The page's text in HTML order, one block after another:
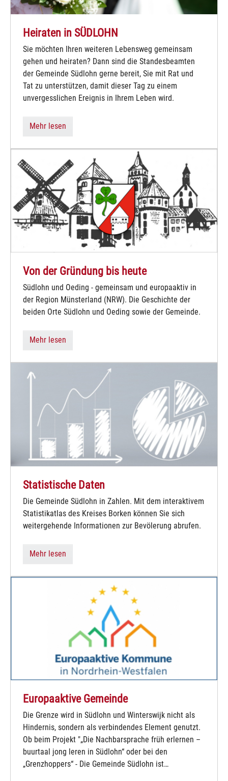
Heiraten in SÜDLOHN
Sie möchten Ihren weiteren Lebensweg gemeinsam
gehen und heiraten? Dann sind die Standesbeamten
der Gemeinde Südlohn gerne bereit, Sie mit Rat und
Tat zu unterstützen, damit dieser Tag zu einem
unvergesslichen Ereignis in Ihrem Leben wird.
Mehr lesen
Von der Gründung bis heute
Südlohn und Oeding - gemeinsam und europaaktiv in
der Region Münsterland (NRW). Die Geschichte der
beiden Orte Südlohn und Oeding sowie der Gemeinde.
Mehr lesen
Statistische Daten
Die Gemeinde Südlohn in Zahlen. Mit dem interaktivem
Statistikatlas des Kreises Borken können Sie sich
weitergehende Informationen zur Bevölerung abrufen.
Mehr lesen
Europaaktive Gemeinde
Die Grenze wird in Südlohn und Winterswijk nicht als
Hindernis, sondern als verbindendes Element genutzt.
Ob beim Projekt "„Die Nachbarsprache früh erlernen –
buurtaal jong leren in Südlohn“ oder bei den
„Grenzhoppers“ - Die Gemeinde Südlohn ist…